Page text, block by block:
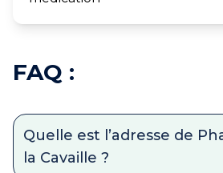
FAQ :
Quelle est l’adresse de
la Cavaille ?